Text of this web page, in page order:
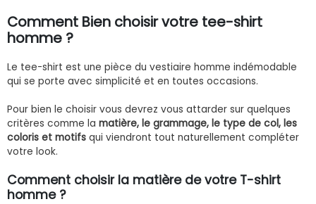
Comment Bien choisir votre tee-shirt
homme ?
Le tee-shirt est une pièce du vestiaire homme indémodable
qui se porte avec simplicité et en toutes occasions.
Pour bien le choisir vous devrez vous attarder sur quelques
critères comme la matière, le grammage, le type de col, les
coloris et motifs qui viendront tout naturellement compléter
votre look.
Comment choisir la matière de votre T-shirt
homme ?